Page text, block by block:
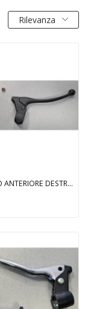
Rilevanza
LEVA FRENO ANTERIORE DESTRA DOMINO